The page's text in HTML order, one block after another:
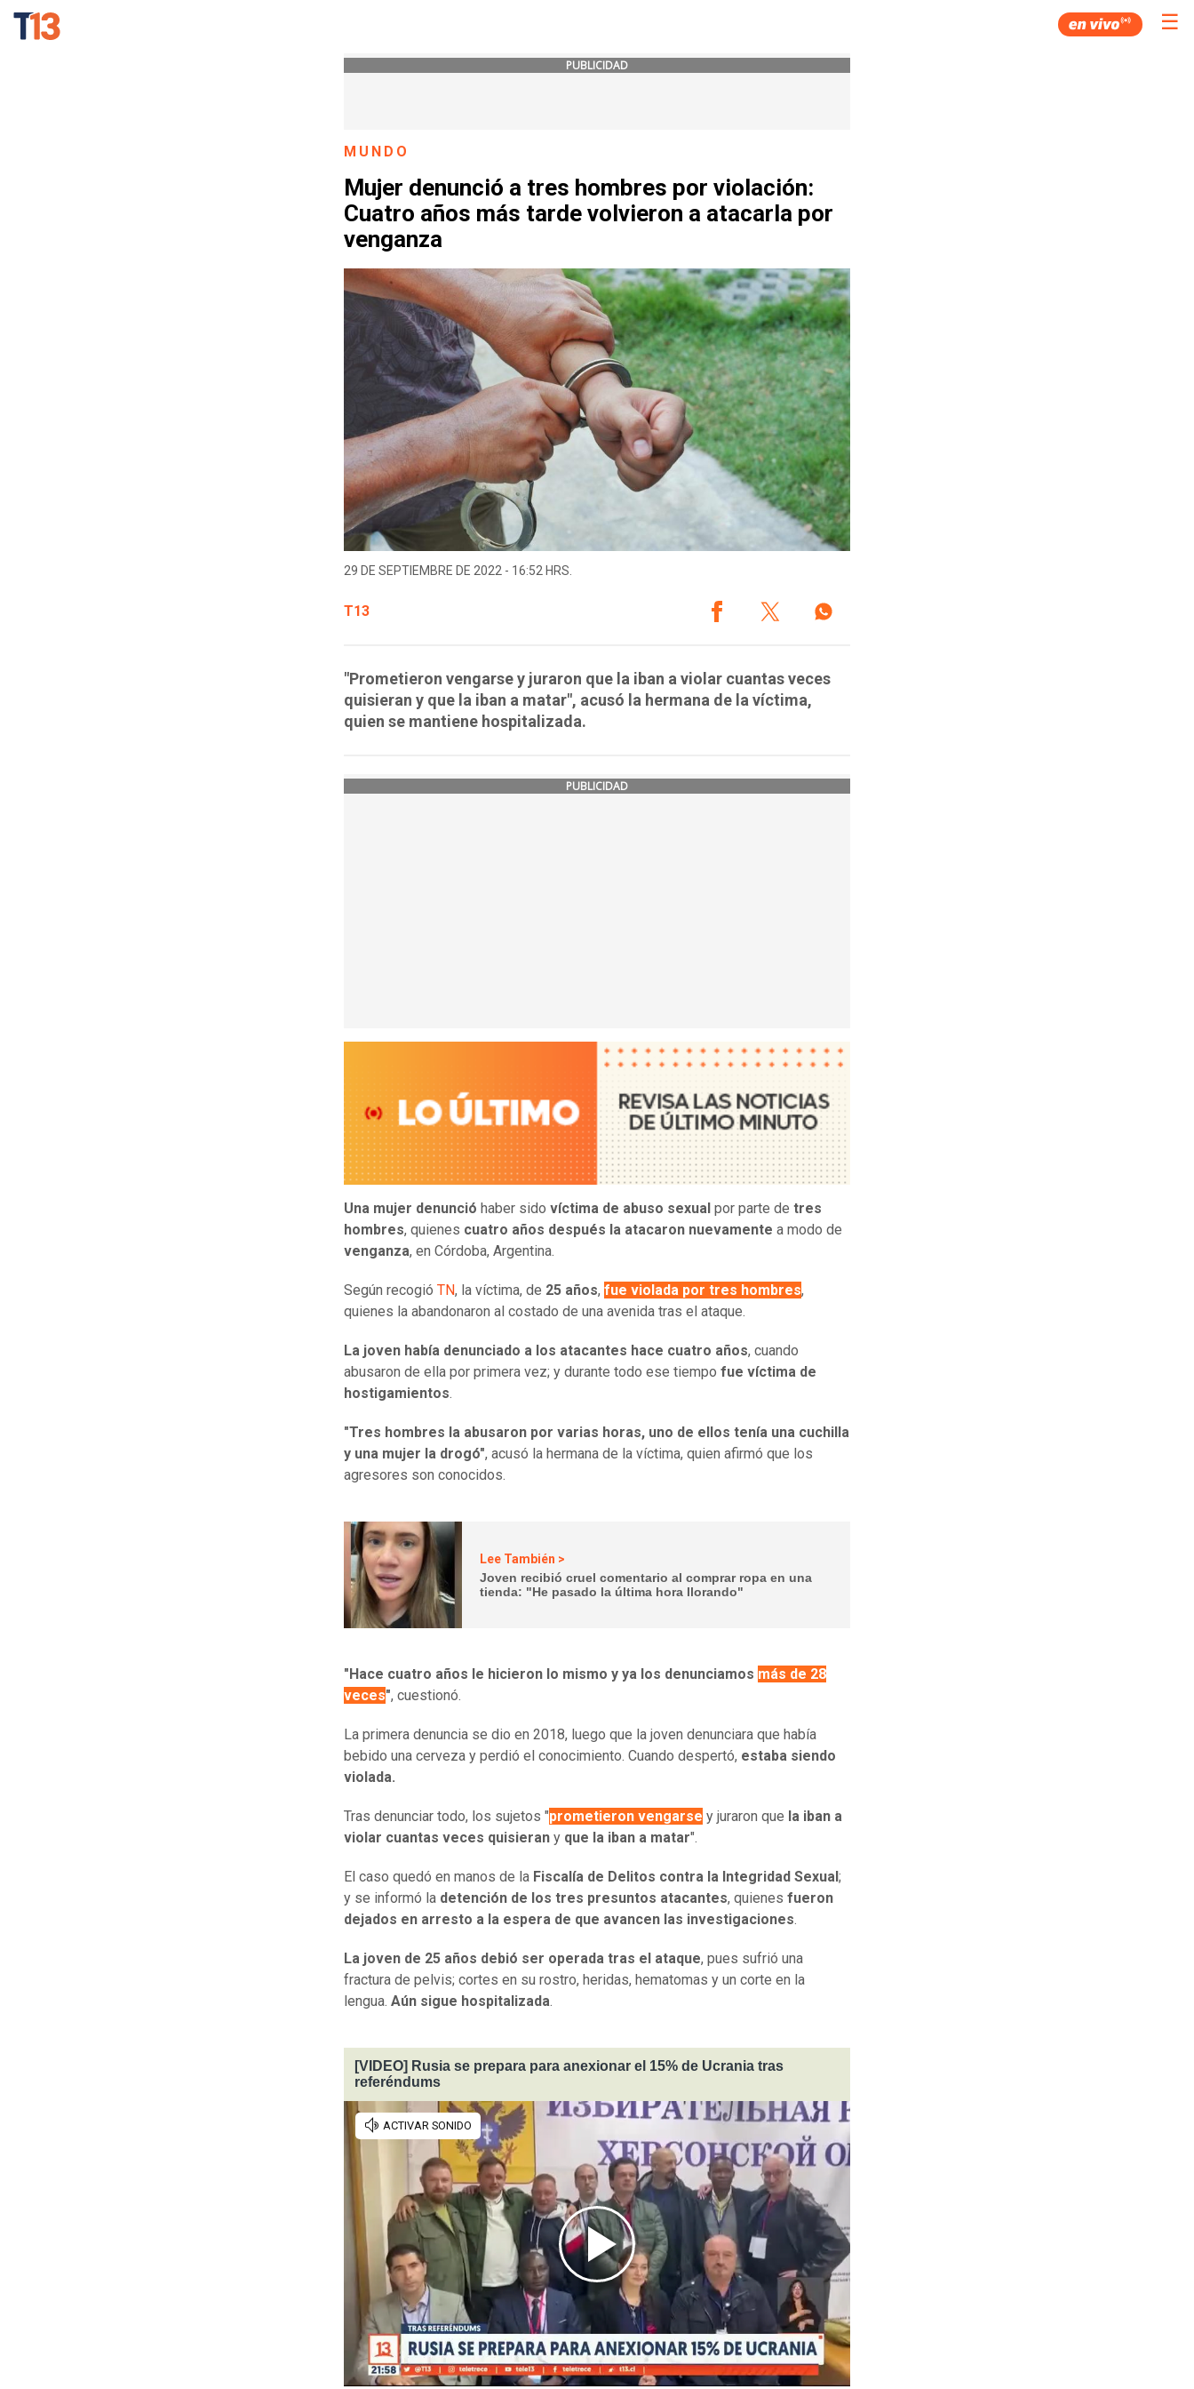
☰
PUBLICIDAD
MUNDO
Mujer denunció a tres hombres por violación:
Cuatro años más tarde volvieron a atacarla por
venganza
29 DE SEPTIEMBRE DE 2022 - 16:52 HRS.
T13
"Prometieron vengarse y juraron que la iban a violar cuantas veces
quisieran y que la iban a matar", acusó la hermana de la víctima,
quien se mantiene hospitalizada.
PUBLICIDAD
Una mujer denunció haber sido víctima de abuso sexual por parte de tres
hombres, quienes cuatro años después la atacaron nuevamente a modo de
venganza, en Córdoba, Argentina.
Según recogió TN, la víctima, de 25 años, fue violada por tres hombres,
quienes la abandonaron al costado de una avenida tras el ataque.
La joven había denunciado a los atacantes hace cuatro años, cuando
abusaron de ella por primera vez; y durante todo ese tiempo fue víctima de
hostigamientos.
"Tres hombres la abusaron por varias horas, uno de ellos tenía una cuchilla
y una mujer la drogó", acusó la hermana de la víctima, quien afirmó que los
agresores son conocidos.
Lee También >
Joven recibió cruel comentario al comprar ropa en una
tienda: "He pasado la última hora llorando"
"Hace cuatro años le hicieron lo mismo y ya los denunciamos más de 28
veces", cuestionó.
La primera denuncia se dio en 2018, luego que la joven denunciara que había
bebido una cerveza y perdió el conocimiento. Cuando despertó, estaba siendo
violada.
Tras denunciar todo, los sujetos "prometieron vengarse y juraron que la iban a
violar cuantas veces quisieran y que la iban a matar".
El caso quedó en manos de la Fiscalía de Delitos contra la Integridad Sexual ;
y se informó la detención de los tres presuntos atacantes, quienes fueron
dejados en arresto a la espera de que avancen las investigaciones.
La joven de 25 años debió ser operada tras el ataque, pues sufrió una
fractura de pelvis; cortes en su rostro, heridas, hematomas y un corte en la
lengua. Aún sigue hospitalizada.
[VIDEO] Rusia se prepara para anexionar el 15% de Ucrania tras
referéndums